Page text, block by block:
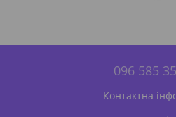
096 585
Контактна